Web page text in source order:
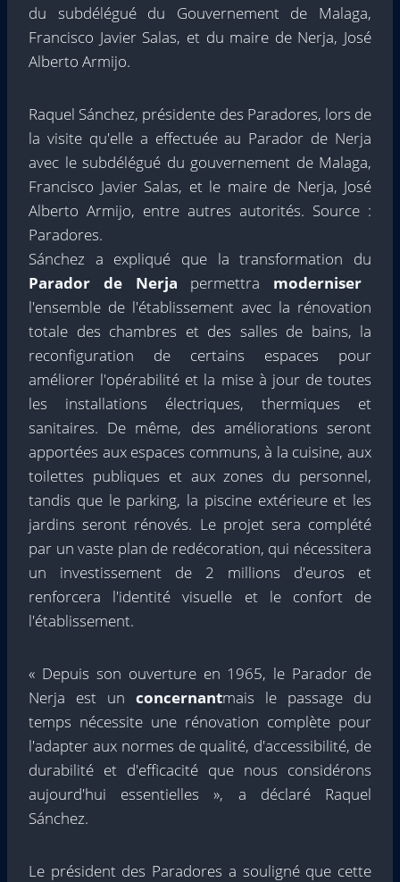
du subdélégué du Gouvernement de Malaga,
Francisco Javier Salas, et du maire de Nerja, José
Alberto Armijo.
Raquel Sánchez, présidente des Paradores, lors de
la visite qu'elle a effectuée au Parador de Nerja
avec le subdélégué du gouvernement de Malaga,
Francisco Javier Salas, et le maire de Nerja, José
Alberto Armijo, entre autres autorités. Source :
Paradores.
Sánchez a expliqué que la transformation du
Parador de Nerja permettra moderniser
l'ensemble de l'établissement avec la rénovation
totale des chambres et des salles de bains, la
reconfiguration de certains espaces pour
améliorer l'opérabilité et la mise à jour de toutes
les installations électriques, thermiques et
sanitaires. De même, des améliorations seront
apportées aux espaces communs, à la cuisine, aux
toilettes publiques et aux zones du personnel,
tandis que le parking, la piscine extérieure et les
jardins seront rénovés. Le projet sera complété
par un vaste plan de redécoration, qui nécessitera
un investissement de 2 millions d'euros et
renforcera l'identité visuelle et le confort de
l'établissement.
« Depuis son ouverture en 1965, le Parador de
Nerja est un concernantmais le passage du
temps nécessite une rénovation complète pour
l'adapter aux normes de qualité, d'accessibilité, de
durabilité et d'efficacité que nous considérons
aujourd'hui essentielles », a déclaré Raquel
Sánchez.
Le président des Paradores a souligné que cette